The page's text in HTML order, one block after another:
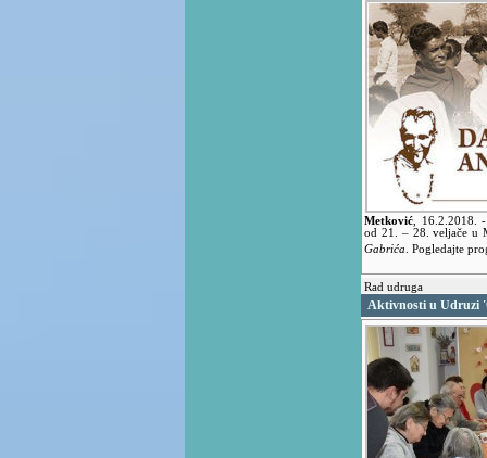
Metković 16.2.2018.
od 21. – 28. veljače u
Gabrića . Pogledajte
Rad udruga
Aktivnosti u Udruzi